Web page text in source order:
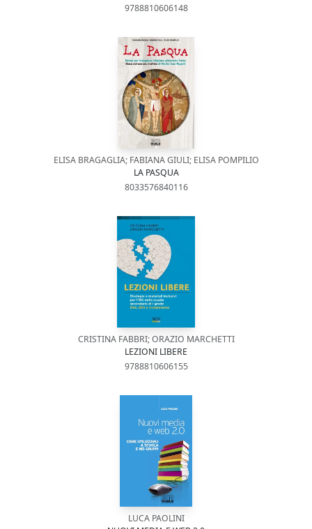
9788810606148
ELISA BRAGAGLIA; FABIANA GIULI; ELISA POMPILIO
LA PASQUA
8033576840116
CRISTINA FABBRI; ORAZIO MARCHETTI
LEZIONI LIBERE
9788810606155
LUCA PAOLINI